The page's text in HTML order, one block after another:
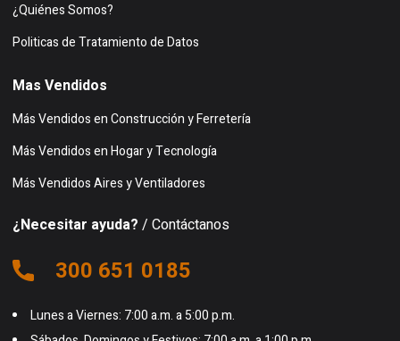
¿Quiénes Somos?
Politicas de Tratamiento de Datos
Mas Vendidos
Más Vendidos en Construcción y Ferretería
Más Vendidos en Hogar y Tecnología
Más Vendidos Aires y Ventiladores
¿Necesitar ayuda? / Contáctanos
300 651 0185
Lunes a Viernes: 7:00 a.m. a 5:00 p.m.